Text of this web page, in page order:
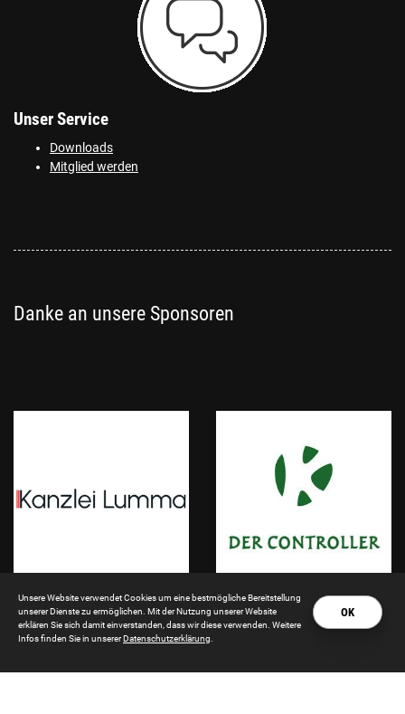
Unser Service
Downloads
Mitglied werden
Danke an unsere Sponsoren
OK
Unsere Website verwendet Cookies um eine bestmögliche Bereitstellung
unserer Dienste zu ermöglichen. Mit der Nutzung unserer Website
erklären Sie sich damit einverstanden, dass wir diese verwenden. Weitere
Infos finden Sie in unsererDatenschutzerklärung